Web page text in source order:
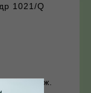
1021/Q
нерж.